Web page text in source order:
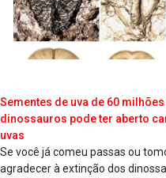
Sementes de uva de 60
dinossauros pode ter aberto
uvas
Se você já comeu passas ou
agradecer à extinção dos